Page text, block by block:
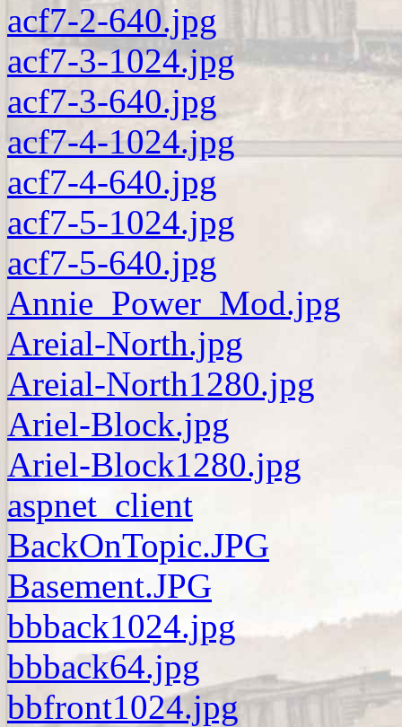
acf7-2-640.jpg
acf7-3-1024.jpg
acf7-3-640.jpg
acf7-4-1024.jpg
acf7-4-640.jpg
acf7-5-1024.jpg
acf7-5-640.jpg
Annie_Power_Mod.jpg
Areial-North.jpg
Areial-North1280.jpg
Ariel-Block.jpg
Ariel-Block1280.jpg
aspnet_client
BackOnTopic.JPG
Basement.JPG
bbback1024.jpg
bbback64.jpg
bbfront1024.jpg